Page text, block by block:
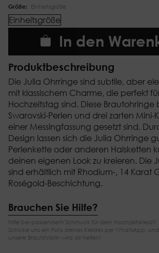
In den
Produktbeschreibung
Die Julia Ohrringe sind subtile, aber
mit klassischem Charme, die perfekt
Hochzeitstag sind. Diese Brautohringe
Swarovski-Perlen und drei zarten Mini-
einer Messingfassung gesetzt sind.
Design lassen sich die Julia Ohrringe
Perlenkette oder anderen Halsketten
deinen eigenen Look zu kreieren. Die
sind erhältlich mit Rhodium-, 14 Karat
Roségold-Beschichtung.
Größe: Einheitsgröße
Einheitsgröße
Brauchen Sie Hilfe?
Hilfe bei passendem Schmuck für dein Hochzeitskleid?
Schicke uns ein Foto deines Kleides per WhatsApp, und
unsere Brautstylistin wird dir helfen!